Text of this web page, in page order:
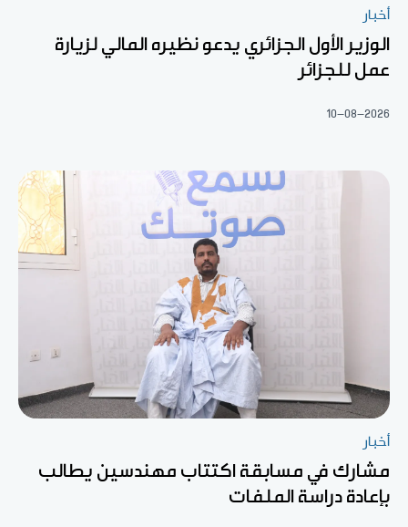
أخبار
الوزير الأول الجزائري يدعو نظيره المالي لزيارة
عمل للجزائر
10-08-2026
أخبار
مشارك في مسابقة اكتتاب مهندسين يطالب
بإعادة دراسة الملفات